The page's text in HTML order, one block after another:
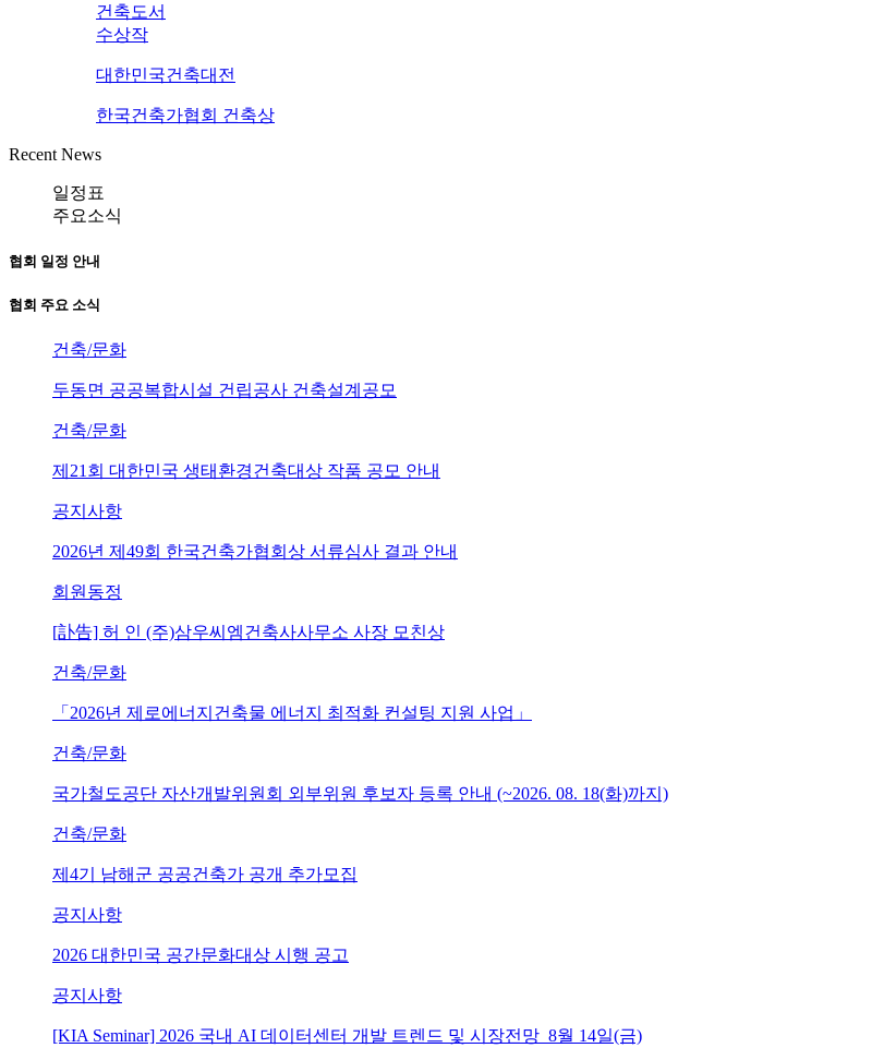
건축도서
수상작
대한민국건축대전
한국건축가협회 건축상
Recent News
일정표
주요소식
협회 일정 안내
협회 주요 소식
건축/문화
두동면 공공복합시설 건립공사 건축설계공모
건축/문화
제21회 대한민국 생태환경건축대상 작품 공모 안내
공지사항
2026년 제49회 한국건축가협회상 서류심사 결과 안내
회원동정
[訃告] 허 인 (주)삼우씨엠건축사사무소 사장 모친상
건축/문화
「2026년 제로에너지건축물 에너지 최적화 컨설팅 지원 사업」
건축/문화
국가철도공단 자산개발위원회 외부위원 후보자 등록 안내 (~2026. 08. 18(화)까지)
건축/문화
제4기 남해군 공공건축가 공개 추가모집
공지사항
2026 대한민국 공간문화대상 시행 공고
공지사항
[KIA Seminar] 2026 국내 AI 데이터센터 개발 트렌드 및 시장전망_8월 14일(금)